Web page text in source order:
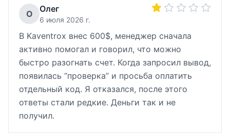
О Олег
6 июля 2026 г.
В Kaventrox внес 600$, менеджер сначала
активно помогал и говорил, что можно
быстро разогнать счет. Когда запросил вывод,
появилась “проверка” и просьба оплатить
отдельный код. Я отказался, после этого
ответы стали редкие. Деньги так и не
получил.